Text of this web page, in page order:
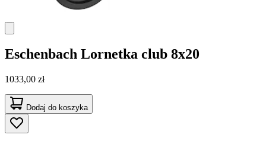
Eschenbach Lornetka club 8x20
1033,00 zł
Dodaj do koszyka